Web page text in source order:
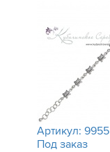
Артикул: 9955
Под заказ